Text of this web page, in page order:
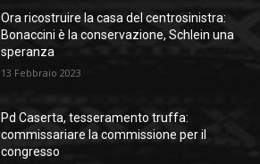
Ora ricostruire la casa del centrosinistra:
Bonaccini è la conservazione, Schlein una
speranza
13 Febbraio 2023
Pd Caserta, tesseramento truffa:
commissariare la commissione per il
congresso